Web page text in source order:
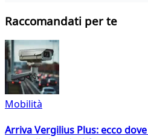
Raccomandati per te
Mobilità
Arriva Vergilius Plus: ecco